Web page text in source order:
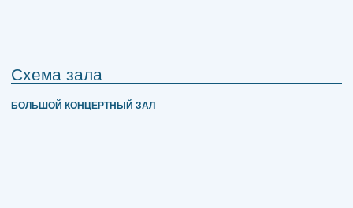
Схема зала
БОЛЬШОЙ КОНЦЕРТНЫЙ ЗАЛ